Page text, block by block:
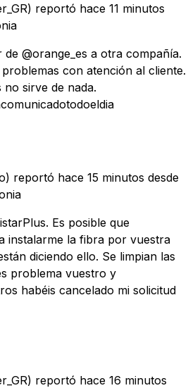
reportó hace 11 minutos
@orange_es a otra compañía.
con atención al cliente.
no sirve de nada.
reportó hace 15 minutos desde
Es posible que
instalarme la fibra por vuestra
diciendo ello. Se limpian las
problema vuestro y
habéis cancelado mi solicitud
reportó hace 16 minutos